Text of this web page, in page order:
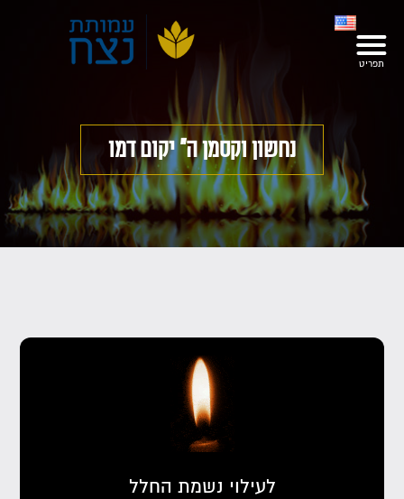
נחשון וקסמן ה" יקום דמו
לעילוי נשמת החלל